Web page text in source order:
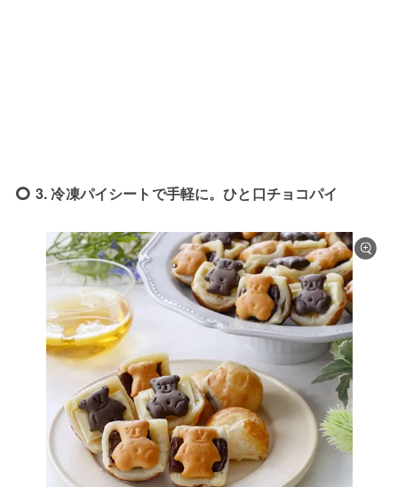
3. 冷凍パイシートで手軽に。ひと口チョコパイ